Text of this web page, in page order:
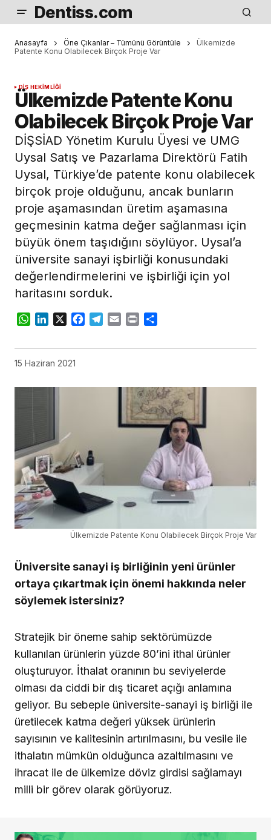
Dentiss.com
Anasayfa Öne Çıkanlar – Tümünü Görüntüle
Ülkemizde
Patente Konu Olabilecek Birçok Proje Var
DIŞ HEKIMLIĞI
Ülkemizde Patente Konu
Olabilecek Birçok Proje Var
DİŞSİAD Yönetim Kurulu Üyesi ve UMG
Uysal Satış ve Pazarlama Direktörü Fatih
Uysal, Türkiye’de patente konu olabilecek
birçok proje olduğunu, ancak bunların
proje aşamasından üretim aşamasına
geçmesinin katma değer sağlanması için
büyük önem taşıdığını söylüyor. Uysal’a
üniversite sanayi işbirliği konusundaki
değerlendirmelerini ve işbirliği için yol
haritasını sorduk.
WhatsApp
LinkedIn
X Facebook
Telegram
Email Print
15 Haziran 2021
Ülkemizde Patente Konu Olabilecek Birçok Proje Var
Üniversite sanayi iş birliğinin yeni ürünler
ortaya çıkartmak için önemi hakkında neler
söylemek istersiniz?
Stratejik bir öneme sahip sektörümüzde
kullanılan ürünlerin yüzde 80’ini ithal ürünler
oluşturuyor. İthalat oranının bu seviyelerde
olması da ciddi bir dış ticaret açığı anlamına
geliyor. Bu sebeple üniversite-sanayi iş birliği ile
üretilecek katma değeri yüksek ürünlerin
sayısının ve kalitesinin artırılmasını, bu vesile ile
ithalatın mümkün olduğunca azaltılmasını ve
ihracat ile de ülkemize döviz girdisi sağlamayı
milli bir görev olarak görüyoruz.